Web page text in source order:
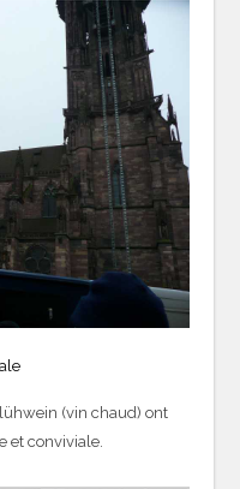
(vin chaud) ont
et conviviale.